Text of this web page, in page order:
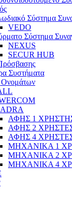
Σύστημα
VEDO
Σύστημα
NEXUS
SECUR HUB
Συστήματα
Ονομάτων
ΑΦΗΣ 1
ΑΦΗΣ 2
ΑΦΗΣ 4
ΜΗΧΑΝΙΚΑ 1
ΜΗΧΑΝΙΚΑ 2
ΜΗΧΑΝΙΚΑ 4